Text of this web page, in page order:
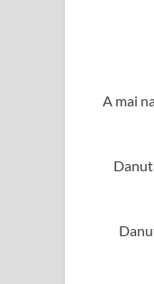
A mai